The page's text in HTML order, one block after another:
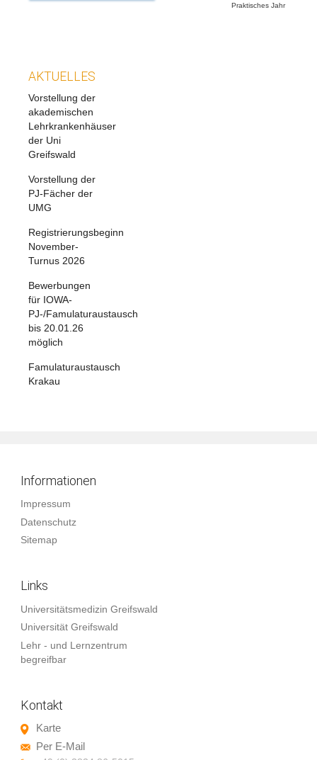
Praktisches Jahr
AKTUELLES
Vorstellung der
akademischen
Lehrkrankenhäuser
der Uni
Greifswald
Vorstellung der
PJ-Fächer der
UMG
Registrierungsbeginn
November-
Turnus 2026
Bewerbungen
für IOWA-
PJ-/Famulaturaustausch
bis 20.01.26
möglich
Famulaturaustausch
Krakau
Informationen
Impressum
Datenschutz
Sitemap
Links
Universitätsmedizin Greifswald
Universität Greifswald
Lehr - und Lernzentrum
begreifbar
Kontakt
Karte
Per E-Mail